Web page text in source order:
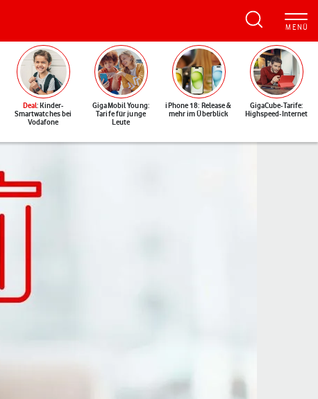
Deal: Kinder-
Smartwatches bei
Vodafone
GigaMobil Young:
Tarife für junge
Leute
iPhone 18: Release &
mehr im Überblick
GigaCube-Tarife:
Highspeed-Internet